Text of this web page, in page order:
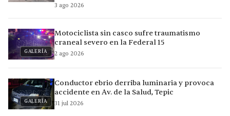
3 ago 2026
GALERÍA
Motociclista sin casco sufre traumatismo
craneal severo en la Federal 15
2 ago 2026
GALERÍA
Conductor ebrio derriba luminaria y provoca
accidente en Av. de la Salud, Tepic
31 jul 2026